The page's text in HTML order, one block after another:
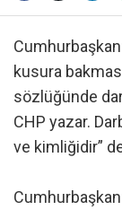
kusura
sözlüğünde
CHP yazar.
ve kimliğidir”